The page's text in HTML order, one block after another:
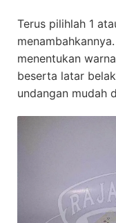
Terus pilihlah 1
menentukan
beserta latar
undangan mudah